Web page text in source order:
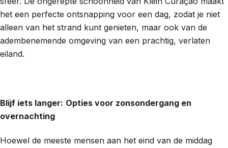
het een perfecte ontsnapping voor een dag, zodat je niet
alleen van het strand kunt genieten, maar ook van de
adembenemende omgeving van een prachtig, verlaten
eiland.
Blijf iets langer: Opties voor zonsondergang en
overnachting
Hoewel de meeste mensen aan het eind van de middag